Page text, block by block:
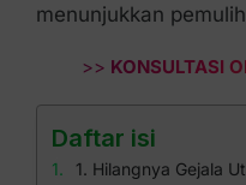
menunjukkan
>> KONSULTASI
Daftar isi
1. Hilangnya Gejala